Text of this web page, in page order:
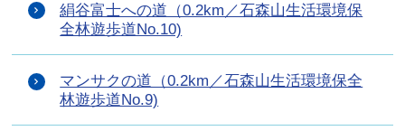
絹谷富士への道（0.2km／石森山生活環境保
全林遊歩道No.10)
マンサクの道（0.2km／石森山生活環境保全
林遊歩道No.9)